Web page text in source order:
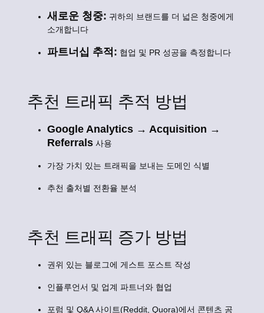
새로운 청중: 귀하의 브랜드를 더 넓은 청중에게
소개합니다
파트너십 추적: 협업 및 PR 성공을 측정합니다
추천 트래픽 추적 방법
Google Analytics → Acquisition →
Referrals사용
가장 가치 있는 트래픽을 보내는 도메인 식별
추천 출처별 전환율 분석
추천 트래픽 증가 방법
권위 있는 블로그에 게스트 포스트 작성
인플루언서 및 업계 파트너와 협업
포럼 및 Q&A 사이트(Reddit, Quora)에서 콘텐츠 공